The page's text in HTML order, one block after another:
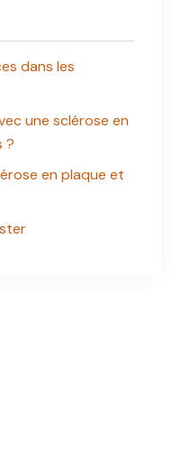
dans les
une sclérose en
?
en plaque et